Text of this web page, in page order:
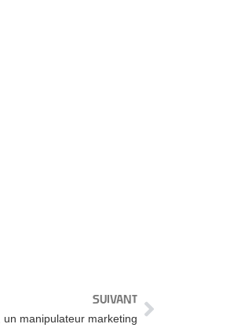
SUIVANT
manipulateur marketing